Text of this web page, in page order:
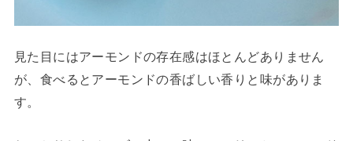
見た目にはアーモンドの存在感はほとんどありません
が、食べるとアーモンドの香ばしい香りと味がありま
す。